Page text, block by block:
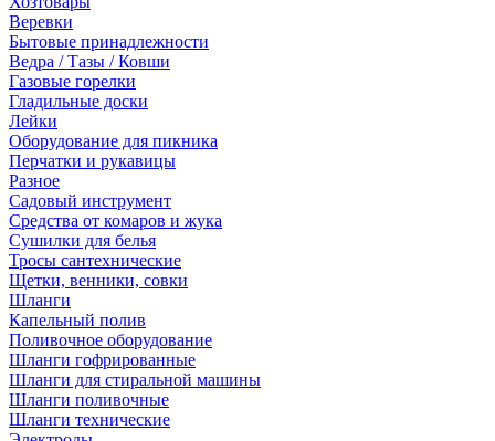
Веревки
Бытовые принадлежности
Ведра / Тазы / Ковши
Газовые горелки
Гладильные доски
Лейки
Оборудование для пикника
Перчатки и рукавицы
Разное
Садовый инструмент
Средства от комаров и жука
Сушилки для белья
Тросы сантехнические
Щетки, венники, совки
Шланги
Капельный полив
Поливочное оборудование
Шланги гофрированные
Шланги для стиральной машины
Шланги поливочные
Шланги технические